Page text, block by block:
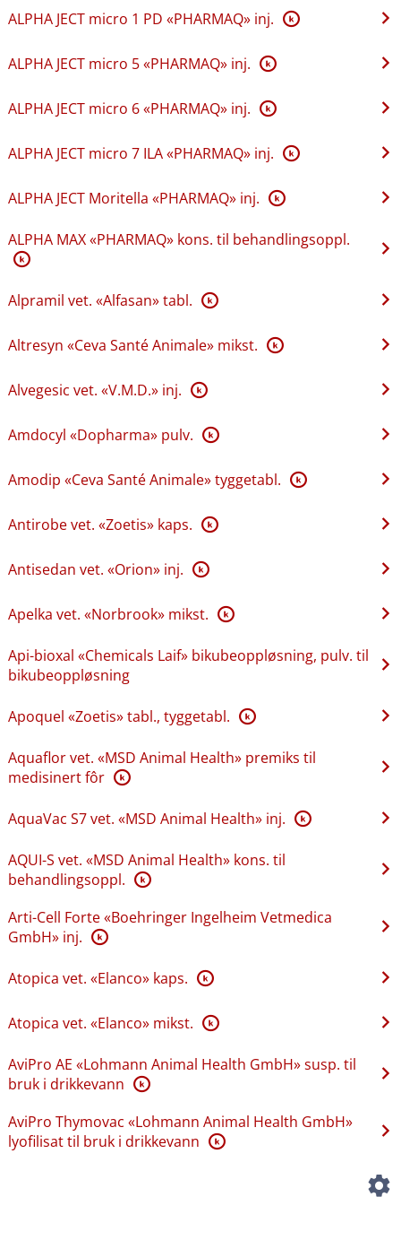
ALPHA JECT micro 1 PD «PHARMAQ» inj. K
ALPHA JECT micro 5 «PHARMAQ» inj. K
ALPHA JECT micro 6 «PHARMAQ» inj. K
ALPHA JECT micro 7 ILA «PHARMAQ» inj. K
ALPHA JECT Moritella «PHARMAQ» inj. K
ALPHA MAX «PHARMAQ» kons. til behandlingsoppl.
K
Alpramil vet. «Alfasan» tabl. K
Altresyn «Ceva Santé Animale» mikst. K
Alvegesic vet. «V.M.D.» inj. K
Amdocyl «Dopharma» pulv. K
Amodip «Ceva Santé Animale» tyggetabl. K
Antirobe vet. «Zoetis» kaps. K
Antisedan vet. «Orion» inj. K
Apelka vet. «Norbrook» mikst. K
Api-bioxal «Chemicals Laif» bikubeoppløsning, pulv. til
bikubeoppløsning
Apoquel «Zoetis» tabl., tyggetabl. K
Aquaflor vet. «MSD Animal Health» premiks til
medisinert fôr K
AquaVac S7 vet. «MSD Animal Health» inj. K
AQUI-S vet. «MSD Animal Health» kons. til
behandlingsoppl. K
Arti-Cell Forte «Boehringer Ingelheim Vetmedica
GmbH» inj. K
Atopica vet. «Elanco» kaps. K
Atopica vet. «Elanco» mikst. K
AviPro AE «Lohmann Animal Health GmbH» susp. til
bruk i drikkevann K
AviPro Thymovac «Lohmann Animal Health GmbH»
lyofilisat til bruk i drikkevann K